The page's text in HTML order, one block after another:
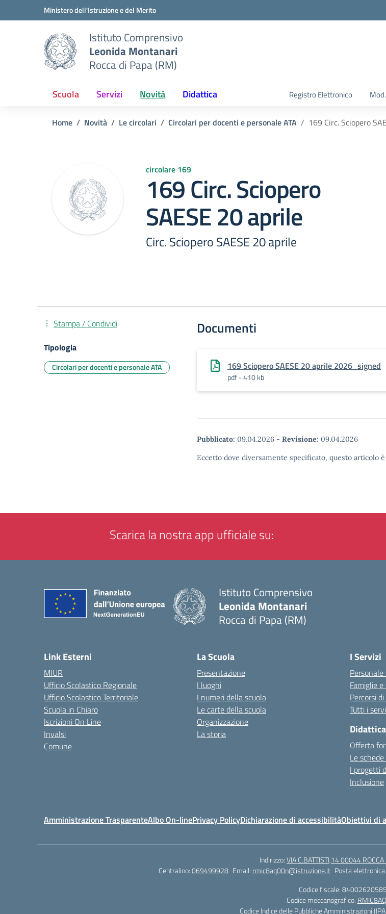
Vai ai contenuti
Vai al menu di navigazioneMinistero dell'Istruzione e del Merito
Istituto Comprensivo
Leonida Montanari
Rocca di Papa (RM)
Scuola Servizi Novità Didattica Registro Elettronico
Home Novità Le circolari Circolari per docenti e personale ATA 169 Circ. Sciopero
circolare 169
169 Circ. Sciopero
SAESE 20 aprile
Circ. Sciopero SAESE 20 aprile
Documenti
169 Sciopero SAESE 20 aprile 2026_signed
pdf - 410 kb
Pubblicato: 09.04.2026 - Revisione: 09.04.2026
Eccetto dove diversamente specificato, questo articolo
Stampa / Condividi
Tipologia
Circolari per docenti e personale ATA
Scarica la nostra app ufficiale su:
Istituto Comprensivo
Leonida Montanari
Rocca di Papa (RM)
Link Esterni
MIUR
Ufficio Scolastico Regionale
Ufficio Scolastico Territoriale
Scuola in Chiaro
Iscrizioni On Line
Invalsi
Comune
La Scuola
Presentazione
I luoghi
I numeri della scuola
Le carte della scuola
Organizzazione
La storia
I Servizi
Famiglie
Percorsi
Tutti i
Didattica
Offerta
Le
I progetti
Inclusione
Amministrazione TrasparenteAlbo On-linePrivacy PolicyDichiarazione di accessibilitàObiettivi di
Indirizzo:VIA C.BATTISTI,14 00044
Centralino:069499928 Email: rmic8aq00n@istruzione.it Posta
Codice fiscale: 84002620585
Codice meccanografico:
Codice Indice delle Pubbliche Amministrazioni